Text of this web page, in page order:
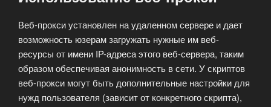
Веб-прокси установлен на удаленном сервере и дает
возможность юзерам загружать нужные им веб-
ресурсы от имени IP-адреса этого веб-сервера, таким
образом обеспечивая анонимность в сети. У скриптов
веб-прокси могут быть дополнительные настройки для
нужд пользователя (зависит от конкретного скрипта),